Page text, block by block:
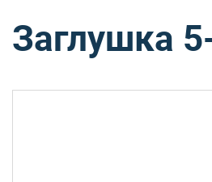
Заглушка